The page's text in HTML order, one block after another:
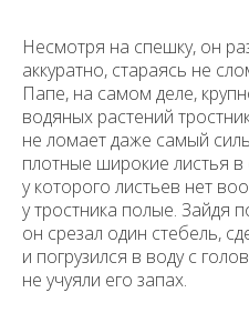
Несмотря на спешку, он
аккуратно, стараясь не
Папе, на самом деле,
водяных растений
не ломает даже самый
плотные широкие листья
у которого листьев нет
у тростника полые. Зайдя
он срезал один стебель,
и погрузился в воду с
не учуяли его запах.